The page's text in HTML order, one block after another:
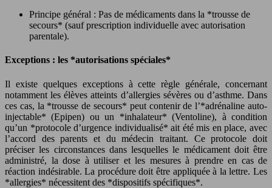
Principe général : Pas de médicaments dans la *trousse de
secours* (sauf prescription individuelle avec autorisation
parentale).
Exceptions : les *autorisations spéciales*
Il existe quelques exceptions à cette règle générale, concernant
notamment les élèves atteints d’allergies sévères ou d’asthme. Dans
ces cas, la *trousse de secours* peut contenir de l’*adrénaline auto-
injectable* (Epipen) ou un *inhalateur* (Ventoline), à condition
qu’un *protocole d’urgence individualisé* ait été mis en place, avec
l’accord des parents et du médecin traitant. Ce protocole doit
préciser les circonstances dans lesquelles le médicament doit être
administré, la dose à utiliser et les mesures à prendre en cas de
réaction indésirable. La procédure doit être appliquée à la lettre. Les
*allergies* nécessitent des *dispositifs spécifiques*.